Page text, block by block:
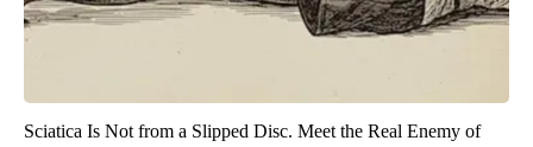
Sciatica Is Not from a Slipped Disc. Meet the Real Enemy of